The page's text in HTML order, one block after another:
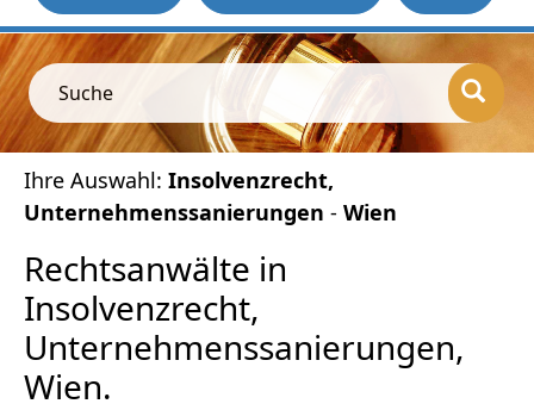
Suche
Ihre Auswahl: Insolvenzrecht,
Unternehmenssanierungen - Wien
Rechtsanwälte in
Insolvenzrecht,
Unternehmenssanierungen,
Wien.